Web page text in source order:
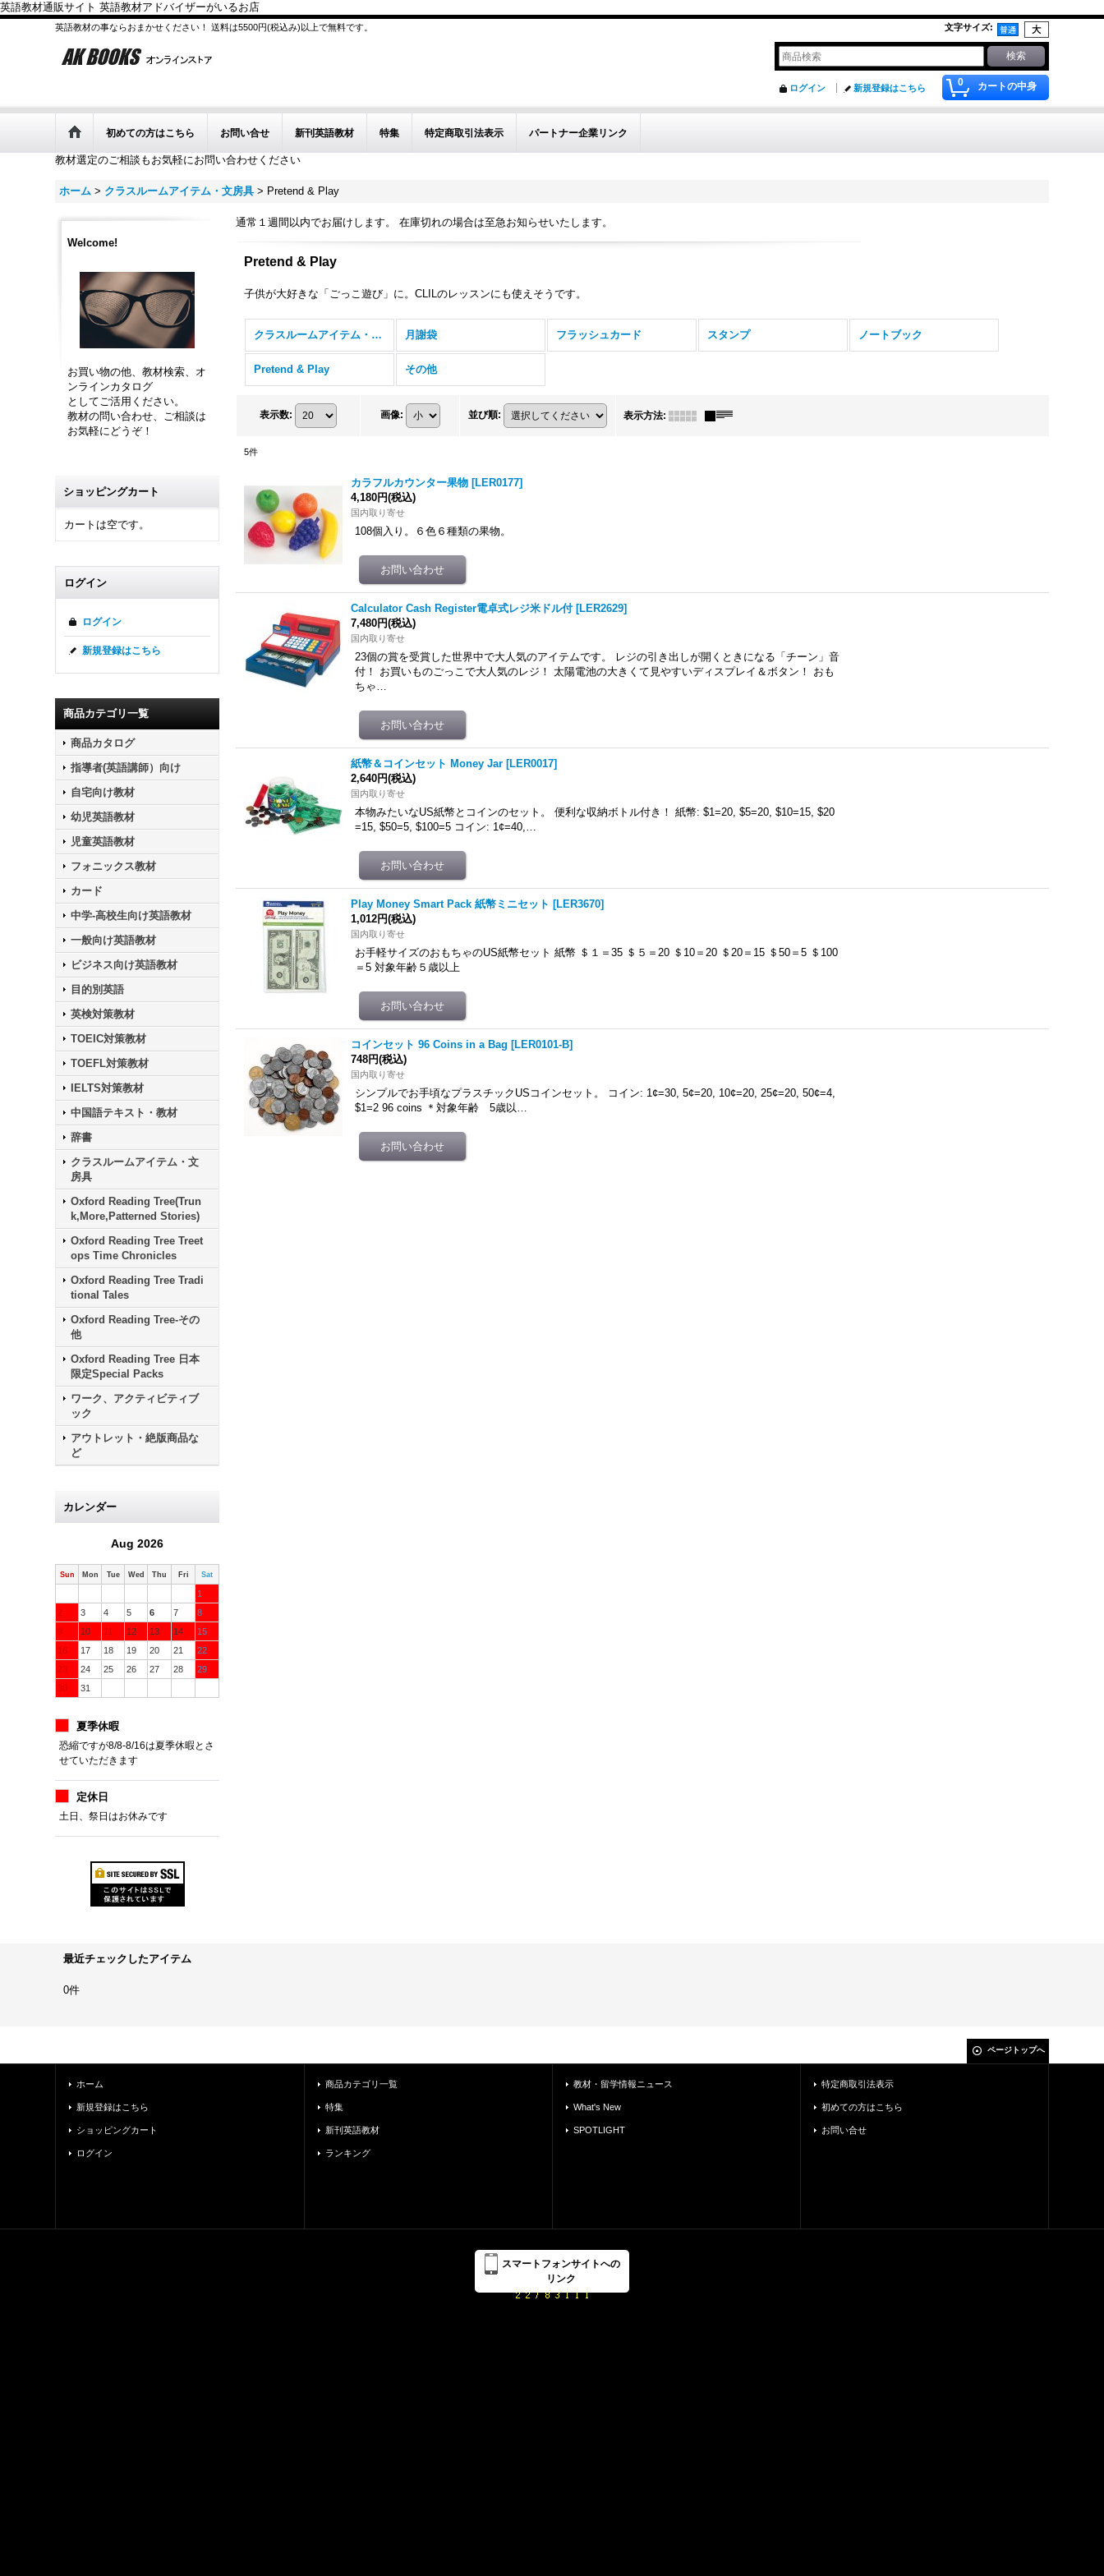
英語教材通販サイト 英語教材アドバイザーがいるお店
英語教材の事ならおまかせください！ 送料は5500円(税込み)以上で無料です。 文字サイズ:
0 カートの中身
ログイン 新規登録はこちら
初めての方はこちら お問い合せ 新刊英語教材 特集 特定商取引法表示 パートナー企業リンク
教材選定のご相談もお気軽にお問い合わせください
ホーム > クラスルームアイテム・文房具 > Pretend & Play
Welcome!
お買い物の他、教材検索、オ
ンラインカタログ
としてご活用ください。
教材の問い合わせ、ご相談は
お気軽にどうぞ！
ショッピングカート
カートは空です。
ログイン
ログイン
新規登録はこちら
商品カテゴリ一覧
商品カタログ
指導者(英語講師）向け
自宅向け教材
幼児英語教材
児童英語教材
フォニックス教材
カード
中学-高校生向け英語教材
一般向け英語教材
ビジネス向け英語教材
目的別英語
英検対策教材
TOEIC対策教材
TOEFL対策教材
IELTS対策教材
中国語テキスト・教材
辞書
クラスルームアイテム・文
房具
Oxford Reading Tree(Trun
k,More,Patterned Stories)
Oxford Reading Tree Treet
ops Time Chronicles
Oxford Reading Tree Tradi
tional Tales
Oxford Reading Tree-その
他
Oxford Reading Tree 日本
限定Special Packs
ワーク、アクティビティブ
ック
アウトレット・絶版商品な
ど
カレンダー
Aug 2026
Sun Mon Tue Wed Thu Fri Sat
1
2
3 4 5 6 7
8
9
10 11 12 13 14
15
16
17 18 19 20 21
22
23
24 25 26 27 28
29
30
31
夏季休暇
恐縮ですが8/8-8/16は夏季休暇とさ
せていただきます
定休日
土日、祭日はお休みです
通常１週間以内でお届けします。 在庫切れの場合は至急お知らせいたします。
Pretend & Play
子供が大好きな「ごっこ遊び」に。CLILのレッスンにも使えそうです。
クラスルームアイテム・文房具 (全商品) 月謝袋 フラッシュカード スタンプ ノートブック
Pretend & Play その他
表示数: 画像: 並び順: 表示方法:
5件
カラフルカウンター果物 [LER0177]
4,180円(税込)
国内取り寄せ
108個入り。６色６種類の果物。
Calculator Cash Register電卓式レジ米ドル付 [LER2629]
7,480円(税込)
国内取り寄せ
23個の賞を受賞した世界中で大人気のアイテムです。 レジの引き出しが開くときになる「チーン」音
付！ お買いものごっこで大人気のレジ！ 太陽電池の大きくて見やすいディスプレイ＆ボタン！ おも
ちゃ…
紙幣＆コインセット Money Jar [LER0017]
2,640円(税込)
国内取り寄せ
本物みたいなUS紙幣とコインのセット。 便利な収納ボトル付き！ 紙幣: $1=20, $5=20, $10=15, $20
=15, $50=5, $100=5 コイン: 1¢=40,…
Play Money Smart Pack 紙幣ミニセット [LER3670]
1,012円(税込)
国内取り寄せ
お手軽サイズのおもちゃのUS紙幣セット 紙幣 ＄１＝35 ＄５＝20 ＄10＝20 ＄20＝15 ＄50＝5 ＄100
＝5 対象年齢５歳以上
コインセット 96 Coins in a Bag [LER0101-B]
748円(税込)
国内取り寄せ
シンプルでお手頃なプラスチックUSコインセット。 コイン: 1¢=30, 5¢=20, 10¢=20, 25¢=20, 50¢=4,
$1=2 96 coins ＊対象年齢 5歳以…
最近チェックしたアイテム
0件
ページトップへ
ホーム
新規登録はこちら
ショッピングカート
ログイン
商品カテゴリ一覧
特集
新刊英語教材
ランキング
教材・留学情報ニュース
What's New
SPOTLIGHT
特定商取引法表示
初めての方はこちら
お問い合せ
スマートフォンサイトへの
リンク